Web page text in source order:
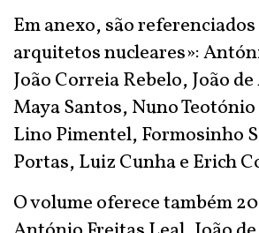
Em anexo, são referenciados
arquitetos nucleares»:
João Correia Rebelo, João
Maya Santos, Nuno
Lino Pimentel, Formosinho
Portas, Luiz Cunha e Erich
O volume oferece também